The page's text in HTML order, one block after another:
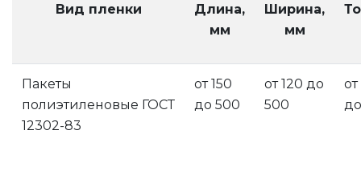
Вид пленки
Длина,
мм
Ширина,
мм
Пакеты
полиэтиленовые ГОСТ
12302-83
от 150
до 500
от 120 до
500